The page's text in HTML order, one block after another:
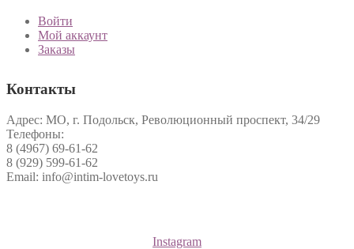
Войти
Мой аккаунт
Заказы
Контакты
Адрес: МО, г. Подольск, Революционный проспект, 34/29
Телефоны:
8 (4967) 69-61-62
8 (929) 599-61-62
Email: info@intim-lovetoys.ru
Instagram